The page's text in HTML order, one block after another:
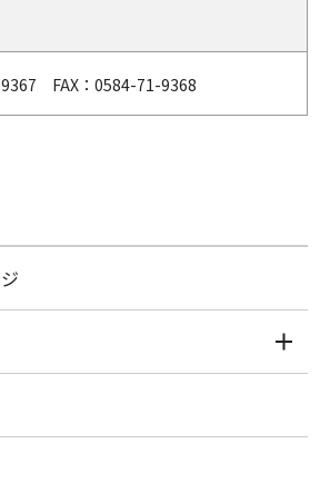
FAX：0584-71-9368